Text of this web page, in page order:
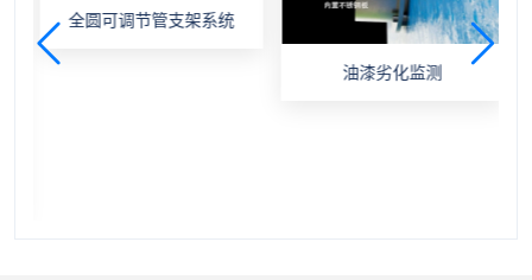
全圆可调节管支架系统
油漆劣化监测